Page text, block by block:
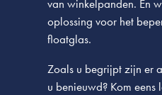
van winkelpanden. En
oplossing voor het
floatglas.
Zoals u begrijpt zijn er
u benieuwd? Kom